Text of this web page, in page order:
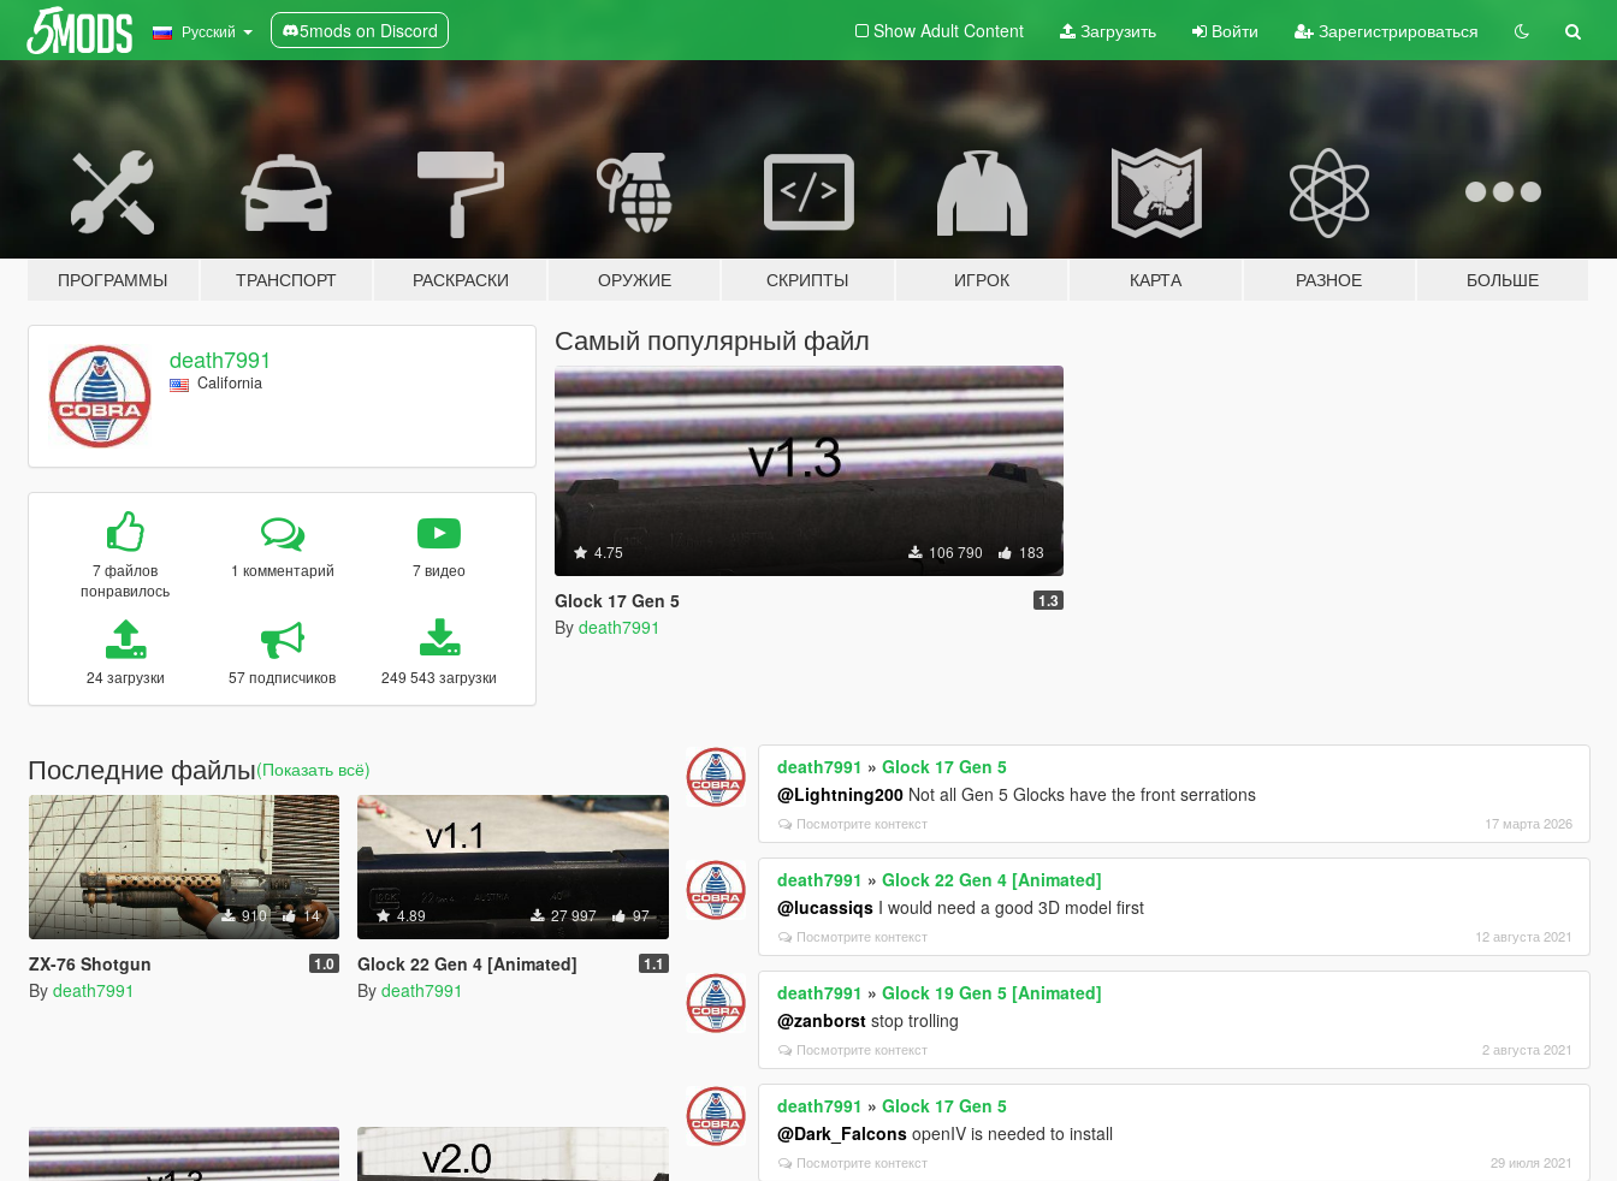
Русский 5mods on Discord Show Adult Content Загрузить Войти Зарегистрироваться
ПРОГРАММЫ ТРАНСПОРТ РАСКРАСКИ ОРУЖИЕ СКРИПТЫ ИГРОК КАРТА РАЗНОЕ БОЛЬШЕ
death7991
California
7 файлов
понравилось
1 комментарий 7 видео
24 загрузки 57 подписчиков 249 543 загрузки
Самый популярный файл
4.75 106 790 183
Glock 17 Gen 5 1.3
By death7991
Последние файлы(Показать всё)
910 14
ZX-76 Shotgun 1.0
By death7991
4.89 27 997 97
Glock 22 Gen 4 [Animated] 1.1
By death7991
death7991 »Glock 17 Gen 5
@Lightning200 Not all Gen 5 Glocks have the front serrations
Посмотрите контекст 17 марта 2026
death7991 »Glock 22 Gen 4 [Animated]
@lucassiqs I would need a good 3D model first
Посмотрите контекст 12 августа 2021
death7991 »Glock 19 Gen 5 [Animated]
@zanborst stop trolling
Посмотрите контекст 2 августа 2021
death7991 »Glock 17 Gen 5
@Dark_Falcons openIV is needed to install
Посмотрите контекст 29 июля 2021